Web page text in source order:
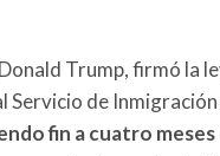
Trump, firmó la
de
fin a cuatro meses